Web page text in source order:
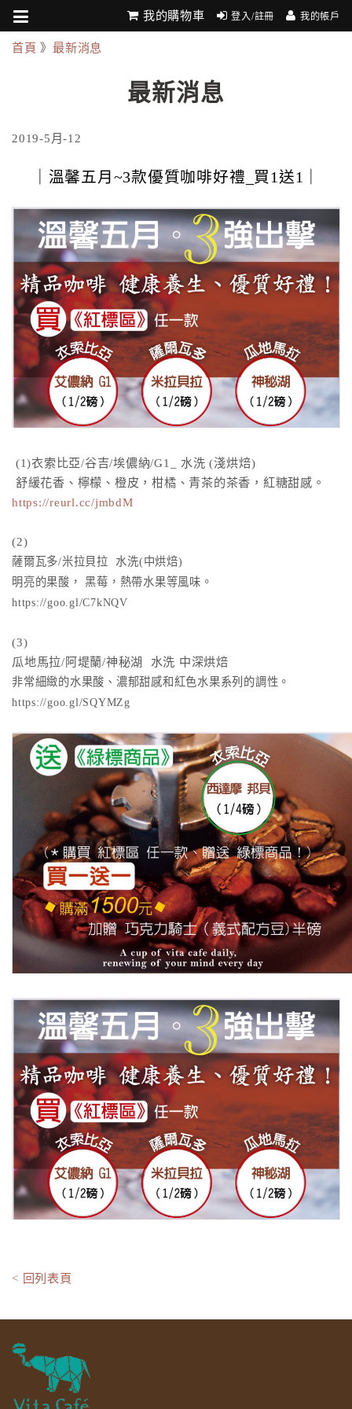
我的購物車 登入/註冊 我的帳戶
首頁 》 最新消息
最新消息
2019-5月-12
｜溫馨五月~3款優質咖啡好禮_買1送1｜
(1)衣索比亞/谷吉/埃儂納/G1_ 水洗 (淺烘焙)
舒緩花香、檸檬、橙皮，柑橘、青茶的茶香，紅糖甜感。
https://reurl.cc/jmbdM
(2)
薩爾瓦多/米拉貝拉 水洗(中烘焙)
明亮的果酸， 黑莓，熱帶水果等風味。
https://goo.gl/C7kNQV
(3)
瓜地馬拉/阿堤蘭/神秘湖 水洗 中深烘焙
非常細緻的水果酸、濃郁甜感和紅色水果系列的調性。
https://goo.gl/SQYMZg
< 回列表頁